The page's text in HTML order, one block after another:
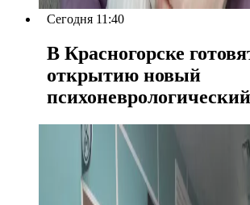
Сегодня 11:40
В Красногорске
открытию новый